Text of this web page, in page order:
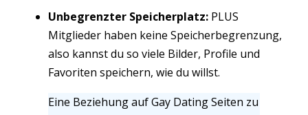
Unbegrenzter Speicherplatz: PLUS
Mitglieder haben keine Speicherbegrenzung,
also kannst du so viele Bilder, Profile und
Favoriten speichern, wie du willst.
Eine Beziehung auf Gay Dating Seiten zu